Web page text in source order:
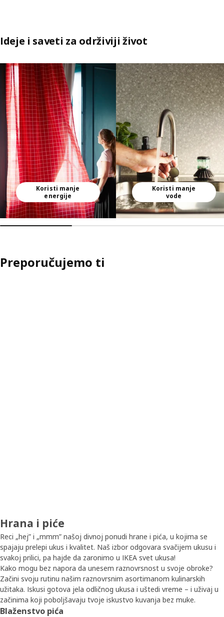
Ideje i saveti za održiviji život
Preskoči pregled
Koristi manje
energije
Koristi manje
vode
Preporučujemo ti
Hrana i piće
Reci „hej” i „mmm” našoj divnoj ponudi hrane i pića, u kojima se
spajaju prelepi ukus i kvalitet. Naš izbor odgovara svačijem ukusu i
svakoj prilici, pa hajde da zaronimo u IKEA svet ukusa!
Kako mogu bez napora da unesem raznovrsnost u svoje obroke?
Začini svoju rutinu našim raznovrsnim asortimanom kulinarskih
užitaka. Iskusi gotova jela odličnog ukusa i uštedi vreme – i uživaj u
začinima koji poboljšavaju tvoje iskustvo kuvanja bez muke.
Blaženstvo pića